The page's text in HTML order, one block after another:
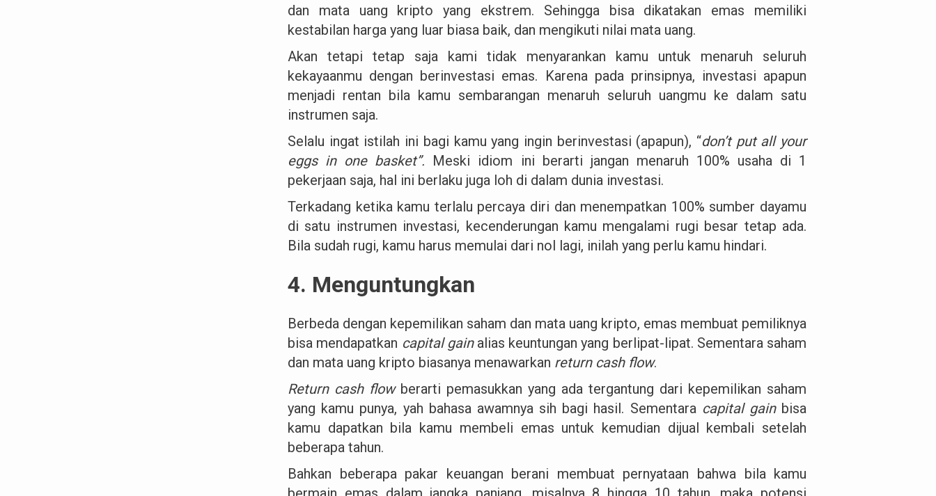
dan mata uang kripto yang ekstrem. Sehingga bisa dikatakan emas memiliki
kestabilan harga yang luar biasa baik, dan mengikuti nilai mata uang.
Akan tetapi tetap saja kami tidak menyarankan kamu untuk menaruh seluruh
kekayaanmu dengan berinvestasi emas. Karena pada prinsipnya, investasi apapun
menjadi rentan bila kamu sembarangan menaruh seluruh uangmu ke dalam satu
instrumen saja.
Selalu ingat istilah ini bagi kamu yang ingin berinvestasi (apapun), “don’t put all your
eggs in one basket”. Meski idiom ini berarti jangan menaruh 100% usaha di 1
pekerjaan saja, hal ini berlaku juga loh di dalam dunia investasi.
Terkadang ketika kamu terlalu percaya diri dan menempatkan 100% sumber dayamu
di satu instrumen investasi, kecenderungan kamu mengalami rugi besar tetap ada.
Bila sudah rugi, kamu harus memulai dari nol lagi, inilah yang perlu kamu hindari.
4. Menguntungkan
Berbeda dengan kepemilikan saham dan mata uang kripto, emas membuat pemiliknya
bisa mendapatkan capital gain alias keuntungan yang berlipat-lipat. Sementara saham
dan mata uang kripto biasanya menawarkan return cash flow.
Return cash flow berarti pemasukkan yang ada tergantung dari kepemilikan saham
yang kamu punya, yah bahasa awamnya sih bagi hasil. Sementara capital gain bisa
kamu dapatkan bila kamu membeli emas untuk kemudian dijual kembali setelah
beberapa tahun.
Bahkan beberapa pakar keuangan berani membuat pernyataan bahwa bila kamu